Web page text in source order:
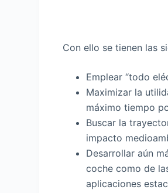
Con ello se tienen las
Emplear “todo
Maximizar la
máximo tiempo
Buscar la
impacto
Desarrollar aún
coche como de
aplicaciones